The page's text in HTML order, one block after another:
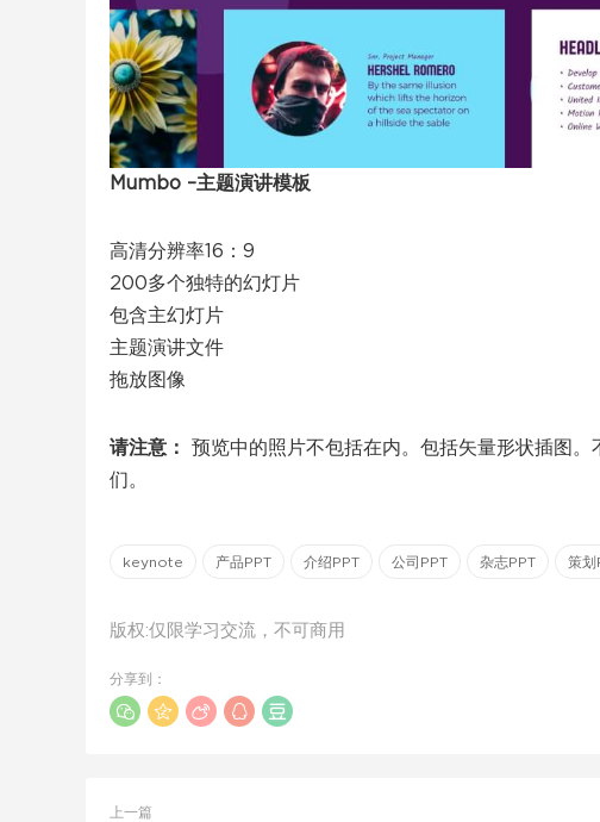
Mumbo –主题演讲模板
高清分辨率16：9
200多个独特的幻灯片
包含主幻灯片
主题演讲文件
拖放图像
请注意：
预览中的照片不包括在内。包括矢量形状插图
们。
keynote 产品PPT 介绍PPT 公司PPT 杂志PPT 策划
版权:仅限学习交流，不可商用
分享到：
上一篇